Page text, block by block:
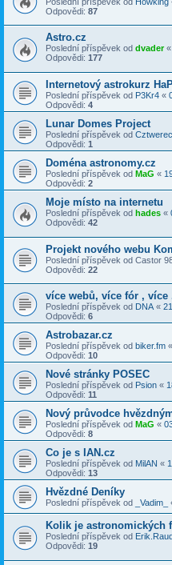
Odpovědi: 87
Astro.cz
Poslední příspěvek od dvader«
Odpovědi: 177
Internetový astrokurz
Poslední příspěvek od P3Kr4 «
Odpovědi: 4
Lunar Domes Project
Poslední příspěvek od Cztwerec
Odpovědi: 1
Doména astronomy.cz
Poslední příspěvek od MaG «
Odpovědi: 2
Moje místo na internetu
Poslední příspěvek od hades «
Odpovědi: 42
Projekt nového webu
Poslední příspěvek od Castor
Odpovědi: 22
více webů, více fór , více
Poslední příspěvek od DNA «
Odpovědi: 6
Astrobazar.cz
Poslední příspěvek od biker.fm «
Odpovědi: 10
Nové stránky POSEC
Poslední příspěvek od Psion «
Odpovědi: 11
Nový průvodce
Poslední příspěvek od MaG «
Odpovědi: 8
Co je s IAN.cz
Poslední příspěvek od MilAN «
Odpovědi: 13
Hvězdné Deníky
Poslední příspěvek od _Vadim_
Kolik je astronomických
Poslední příspěvek od Erik.Raud
Odpovědi: 19